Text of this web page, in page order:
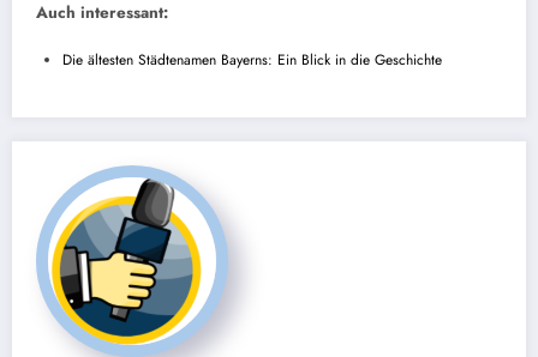
Auch interessant:
Die ältesten Städtenamen Bayerns: Ein Blick in die Geschichte